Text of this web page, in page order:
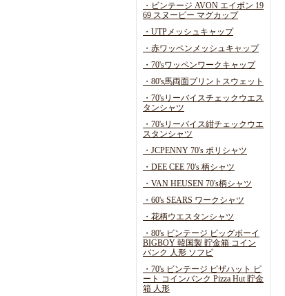
・ビンテージ AVON エイボン 19
69 スヌーピー マグカップ
・UTPメッシュキャップ
・赤ワッペンメッシュキャップ
・70'sワッペンワークキャップ
・80's馬両面プリントスウェット
・70'sリーバイスチェックウエス
タンシャツ
・70'sリーバイス紺チェックウエ
スタンシャツ
・JCPENNY 70's ポリシャツ
・DEE CEE 70's 柄シャツ
・VAN HEUSEN 70's柄シャツ
・60's SEARS ワークシャツ
・花柄ウエスタンシャツ
・80's ビンテージ ビッグボーイ
BIGBOY 韓国製 貯金箱 コイン
バンク 人形 ソフビ
・70's ビンテージ ピザハット ピ
ート コインバンク Pizza Hut 貯金
箱 人形